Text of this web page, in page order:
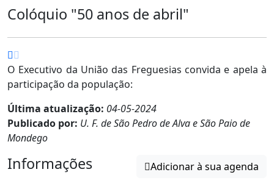
Colóquio "50 anos de abril"
O Executivo da União das Freguesias convida e apela à
participação da população:
Última atualização: 04-05-2024
Publicado por: U. F. de São Pedro de Alva e São Paio de
Mondego
Informações Adicionar à sua agenda